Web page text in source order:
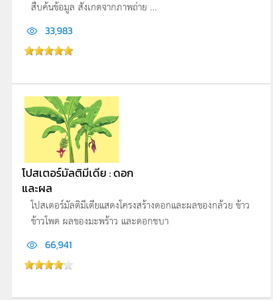
สืบค้นข้อมูล สังเกตจากภาพถ่าย ...
33,983
โปสเตอร์มัลติมีเดีย : ดอก
และผล
โปสเตอร์มัลติมีเดียแสดงโครงสร้างดอกและผลของกล้วย ข้าว
ข้าวโพด ผลของมะพร้าว และดอกชบา
66,941